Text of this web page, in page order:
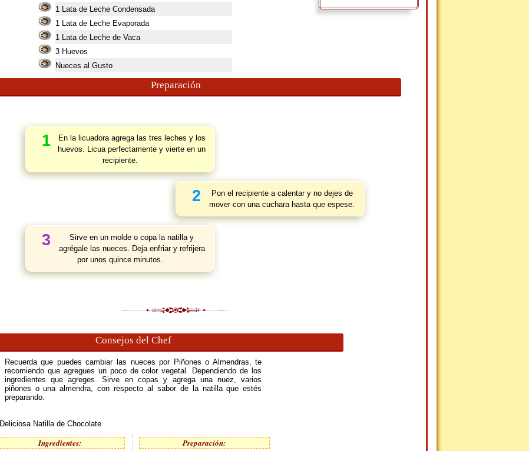
1 Lata de Leche Condensada
1 Lata de Leche Evaporada
1 Lata de Leche de Vaca
3 Huevos
Nueces al Gusto
Preparación
1
En la licuadora agrega las tres leches y los
huevos. Licua perfectamente y vierte en un
recipiente.
2
Pon el recipiente a calentar y no dejes de
mover con una cuchara hasta que espese.
3
Sirve en un molde o copa la natilla y
agrégale las nueces. Deja enfriar y refrijera
por unos quince minutos.
Consejos del Chef
Recuerda que puedes cambiar las nueces por Piñones o Almendras, te
recomiendo que agregues un poco de color vegetal. Dependiendo de los
ingredientes que agreges. Sirve en copas y agrega una nuez, varios
piñones o una almendra, con respecto al sabor de la natilla que estés
preparando.
Deliciosa Natilla de Chocolate
Ingredientes:
Preparación: